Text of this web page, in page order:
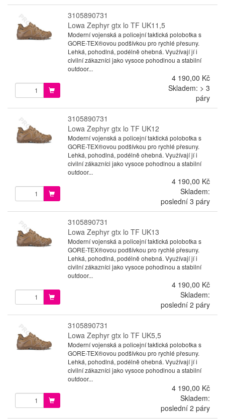
3105890731
Lowa Zephyr gtx lo TF UK11,5
Moderní vojenská a policejní taktická polobotka s
GORE-TEX®ovou podšívkou pro rychlé přesuny.
Lehká, pohodlná, podélně ohebná. Využívají jí i
civilní zákazníci jako vysoce pohodlnou a stabilní
outdoor...
4 190,00 Kč
Skladem: > 3
páry
3105890731
Lowa Zephyr gtx lo TF UK12
Moderní vojenská a policejní taktická polobotka s
GORE-TEX®ovou podšívkou pro rychlé přesuny.
Lehká, pohodlná, podélně ohebná. Využívají jí i
civilní zákazníci jako vysoce pohodlnou a stabilní
outdoor...
4 190,00 Kč
Skladem:
poslední 3 páry
3105890731
Lowa Zephyr gtx lo TF UK13
Moderní vojenská a policejní taktická polobotka s
GORE-TEX®ovou podšívkou pro rychlé přesuny.
Lehká, pohodlná, podélně ohebná. Využívají jí i
civilní zákazníci jako vysoce pohodlnou a stabilní
outdoor...
4 190,00 Kč
Skladem:
poslední 2 páry
3105890731
Lowa Zephyr gtx lo TF UK5,5
Moderní vojenská a policejní taktická polobotka s
GORE-TEX®ovou podšívkou pro rychlé přesuny.
Lehká, pohodlná, podélně ohebná. Využívají jí i
civilní zákazníci jako vysoce pohodlnou a stabilní
outdoor...
4 190,00 Kč
Skladem:
poslední 2 páry